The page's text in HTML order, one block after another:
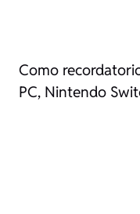
Como
PC, Nintendo